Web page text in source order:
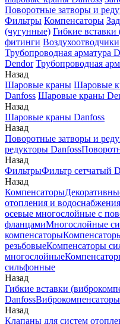
Поворотные затворы и
Фильтры Компенсаторы
(чугунные) Гибкие
фитинги Воздухоотводчики
Трубопроводная арматура
Dendor Трубопроводная
Назад
Шаровые краны Шаровые
Danfoss Шаровые краны
Назад
Шаровые краны Danfoss
Назад
Поворотные затворы и
редукторы Danfoss
Назад
ФильтрыФильтр сетчатый
Назад
Компенсаторы
отопления и водоснабжения
осевые многослойные с
фланцамиМногослойные
компенсаторы
резьбовыеКомпенсаторы
многослойные
сильфонные
Назад
Гибкие вставки
Danfoss
Назад
Клапаны для систем